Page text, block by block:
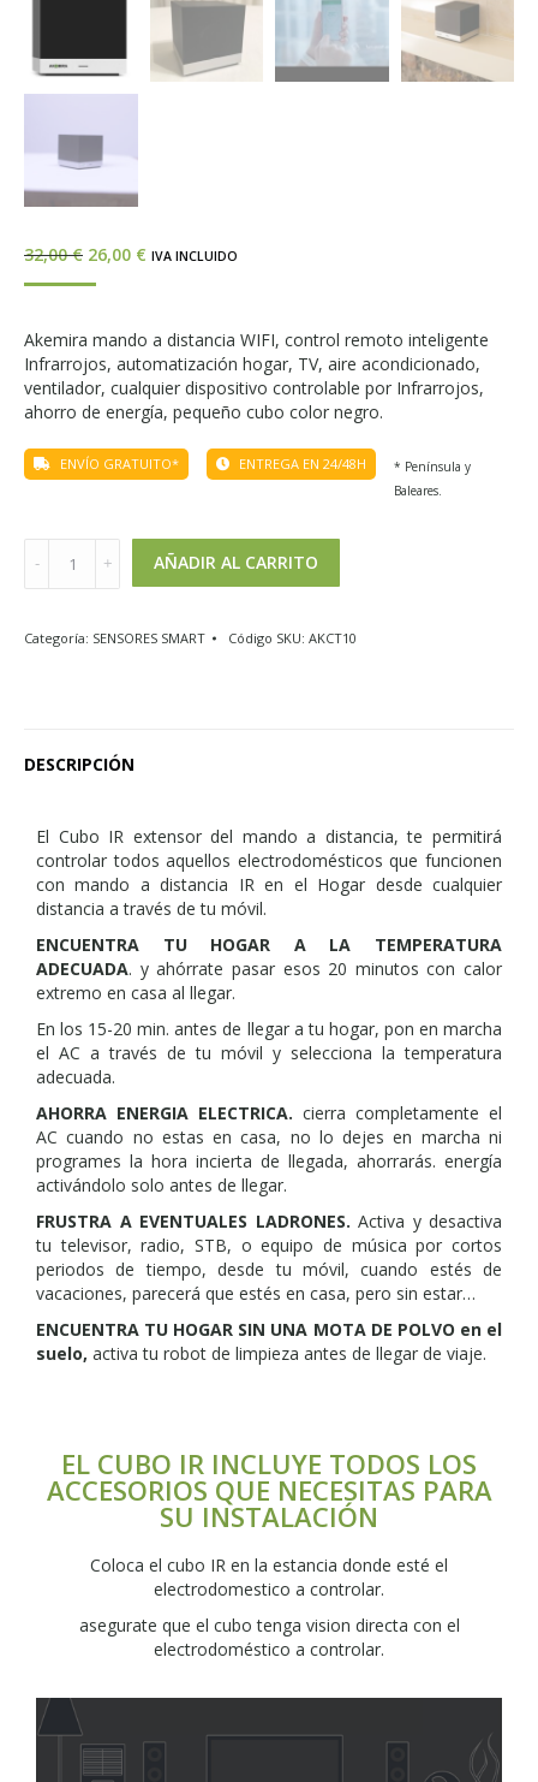
32,00€ 26,00 € IVA INCLUIDO
Akemira mando a distancia WIFI, control remoto inteligente
Infrarrojos, automatización hogar, TV, aire acondicionado,
ventilador, cualquier dispositivo controlable por Infrarrojos,
ahorro de energía, pequeño cubo color negro.
ENVÍO GRATUITO* ENTREGA EN 24/48H
* Península y
Baleares.
AÑADIR AL CARRITO
Categoría: SENSORES SMART Código SKU: AKCT10
DESCRIPCIÓN
El Cubo IR extensor del mando a distancia, te permitirá
controlar todos aquellos electrodomésticos que funcionen
con mando a distancia IR en el Hogar desde cualquier
distancia a través de tu móvil.
ENCUENTRA TU HOGAR A LA TEMPERATURA
ADECUADA. y ahórrate pasar esos 20 minutos con calor
extremo en casa al llegar.
En los 15-20 min. antes de llegar a tu hogar, pon en marcha
el AC a través de tu móvil y selecciona la temperatura
adecuada.
AHORRA ENERGIA ELECTRICA. cierra completamente el
AC cuando no estas en casa, no lo dejes en marcha ni
programes la hora incierta de llegada, ahorrarás. energía
activándolo solo antes de llegar.
FRUSTRA A EVENTUALES LADRONES. Activa y desactiva
tu televisor, radio, STB, o equipo de música por cortos
periodos de tiempo, desde tu móvil, cuando estés de
vacaciones, parecerá que estés en casa, pero sin estar…
ENCUENTRA TU HOGAR SIN UNA MOTA DE POLVO en el
suelo, activa tu robot de limpieza antes de llegar de viaje.
EL CUBO IR INCLUYE TODOS LOS
ACCESORIOS QUE NECESITAS PARA
SU INSTALACIÓN
Coloca el cubo IR en la estancia donde esté el
electrodomestico a controlar.
asegurate que el cubo tenga vision directa con el
electrodoméstico a controlar.